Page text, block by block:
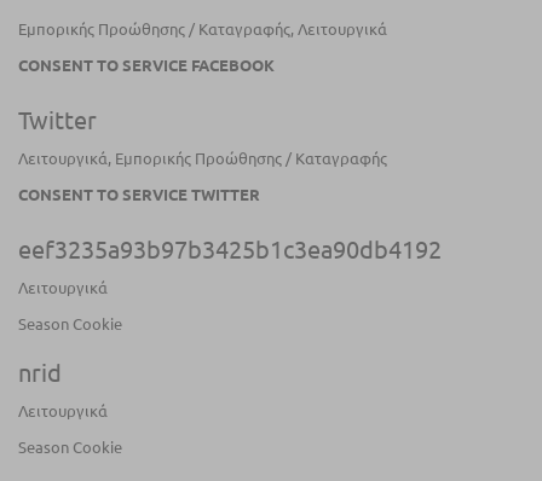
Εμπορικής Προώθησης / Καταγραφής, Λειτουργικά
CONSENT TO SERVICE FACEBOOK
Twitter
Λειτουργικά, Εμπορικής Προώθησης / Καταγραφής
CONSENT TO SERVICE TWITTER
eef3235a93b97b3425b1c3ea90db4192
Λειτουργικά
Season Cookie
nrid
Λειτουργικά
Season Cookie